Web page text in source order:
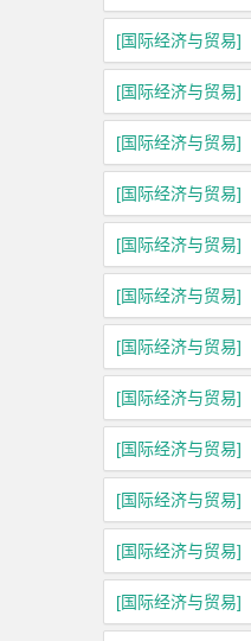
[国际经济与贸易]
[国际经济与贸易]
[国际经济与贸易]
[国际经济与贸易]
[国际经济与贸易]
[国际经济与贸易]
[国际经济与贸易]
[国际经济与贸易]
[国际经济与贸易]
[国际经济与贸易]
[国际经济与贸易]
[国际经济与贸易]